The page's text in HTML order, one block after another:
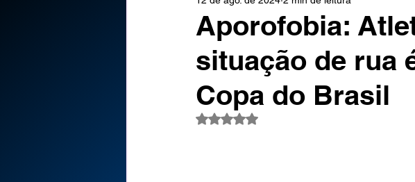
Aporofobia:
situação de rua
Copa do Brasil
Avaliado com NaN de 5 estrelas.